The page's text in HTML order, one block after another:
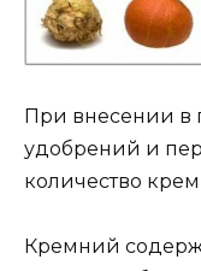
При внесении в
удобрений и
количество
Кремний